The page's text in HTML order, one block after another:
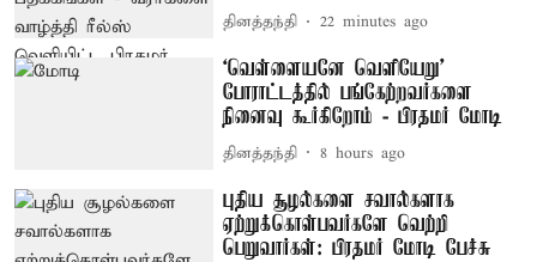
தினத்தந்தி 22 minutes ago
‘வெள்ளையனே வெளியேறு’
போராட்டத்தில் பங்கேற்றவர்களை
நினைவு கூர்கிறோம் - பிரதமர் மோடி
தினத்தந்தி 8 hours ago
புதிய சூழல்களை சவால்களாக
ஏற்றுக்கொள்பவர்களே வெற்றி
பெறுவார்கள்: பிரதமர் மோடி பேச்சு